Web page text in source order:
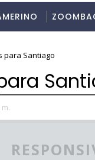
para Santiago